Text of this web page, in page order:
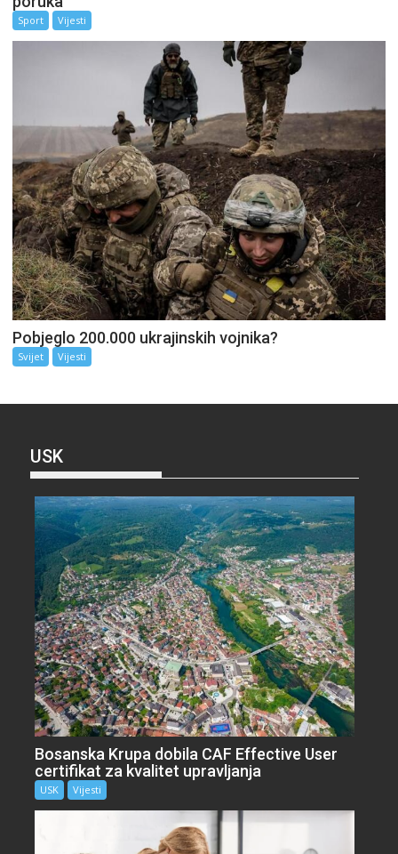
Sport Vijesti
Pobjeglo 200.000 ukrajinskih vojnika?
Svijet Vijesti
USK
Bosanska Krupa dobila CAF Effective User
certifikat za kvalitet upravljanja
USK Vijesti